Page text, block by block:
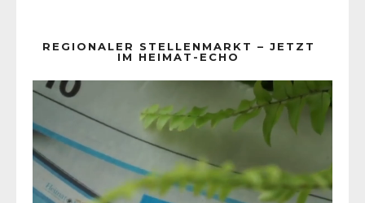
REGIONALER STELLENMARKT – JETZT
IM HEIMAT-ECHO
Player